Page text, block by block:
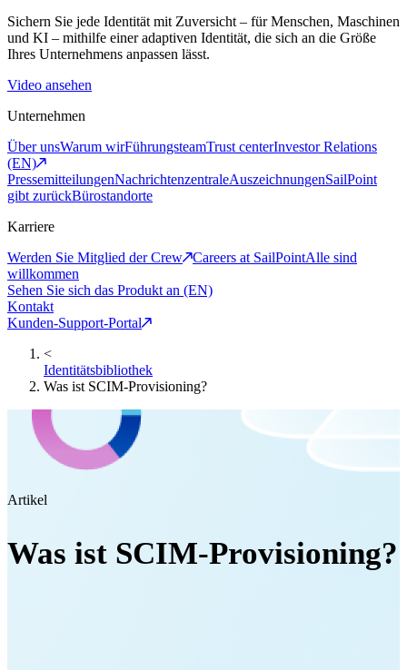
Sichern Sie jede Identität mit Zuversicht – für Menschen, Maschinen
und KI – mithilfe einer adaptiven Identität, die sich an die Größe
Ihres Unternehmens anpassen lässt.
Video ansehen
Unternehmen
Über unsWarum wirFührungsteamTrust centerInvestor Relations
(EN)
PressemitteilungenNachrichtenzentraleAuszeichnungenSailPoint
gibt zurückBürostandorte
Karriere
Werden Sie Mitglied der Crew
Careers at SailPointAlle sind
willkommen
Sehen Sie sich das Produkt an (EN)
Kontakt
Kunden-Support-Portal
<
Identitätsbibliothek
Was ist SCIM-Provisioning?
Artikel
Was ist SCIM-Provisioning?